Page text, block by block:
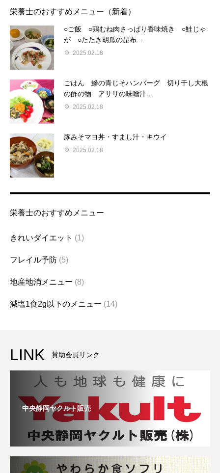
栄養士のおすすめメニュー（新着）
○ご飯 ○鶏むね肉さっぱり香味焼き ○鮭じゃ
が ○たたき胡瓜の昆布...
2025.02.18
ごはん 鰺の青じそハンバーグ 切り干し大根
の酢の物 アサリの味噌汁...
2025.02.18
豚みそマヨ丼・すまし汁・キウイ
2025.02.18
栄養士のおすすめメニュー
きれいダイエット (1)
フレイル予防 (5)
地産地消メニュー (8)
減塩1食2g以下のメニュー (14)
LINK 賛助会員リンク
中央静岡ヤクルト販売